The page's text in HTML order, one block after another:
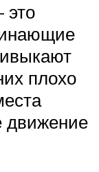
это
плохо
движение